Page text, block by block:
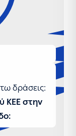
δράσεις:
ΚΕΕ στην